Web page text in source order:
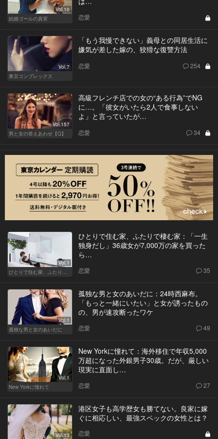
Vol.10
結婚ゴールの真実
恋愛
Vol.7
東京コンプレックス
「もう我慢できない」義母との同居生活に
嫌気が差した嫁の、狡猾な復讐方法
恋愛 254
Vol.157
男と女の答えあわせ【Q】
高級フレンチ店での女の“ある行為”でNG
に…。「彼女がいたら2人で食事しない
よ」と言っていたが…
恋愛 34
Vol.1
ひとりで住む家、ふたりで棲む家
ひとりで住む家、ふたりで棲む家：「一生
独身だし」36歳女が7,000万の家を買った
ら…
恋愛 35
Vol.1
孤独な男と女のあいだに
孤独な男と女のあいだに：24時西麻布。
「もっと一緒にいたい」と女が誘ったもの
の、男が速攻断ったワケ
恋愛 49
Vol.1
New Yorkに憧れて
New Yorkに憧れて：海外移住で年収5,000
万超になった外銀男子30歳。だが、厳しい
現実に直面し…
恋愛 27
Vol.13
港区女子も高学歴女も勝てない。良家に嫁
ぐに相応しい、最強スペックの女性とは？
恋愛